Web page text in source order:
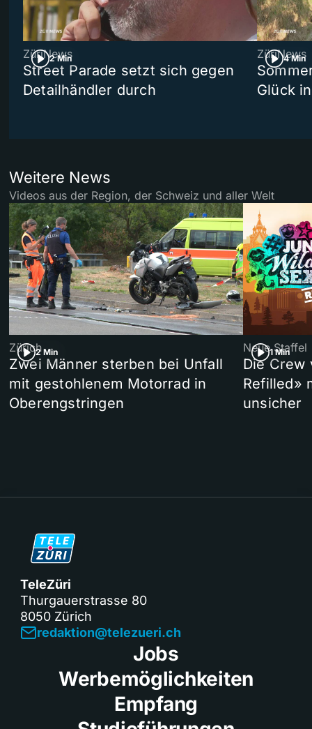
2 Min
ZüriNews
Street Parade setzt sich gegen
Detailhändler durch
4 Min
ZüriNews
Glück
Weitere News
Videos aus der Region, der Schweiz und aller Welt
2 Min
Zürich
Zwei Männer sterben bei Unfall
mit gestohlenem Motorrad in
Oberengstringen
1 Min
Neue Staffel
Die Crew
Refilled»
unsicher
TeleZüri
Thurgauerstrasse 80
8050 Zürich
redaktion@telezueri.ch
Jobs
Werbemöglichkeiten
Empfang